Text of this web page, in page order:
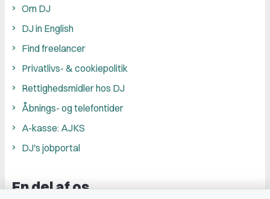
Om DJ
DJ in English
Find freelancer
Privatlivs- & cookiepolitik
Rettighedsmidler hos DJ
Åbnings- og telefontider
A-kasse: AJKS
DJ's jobportal
En del af os